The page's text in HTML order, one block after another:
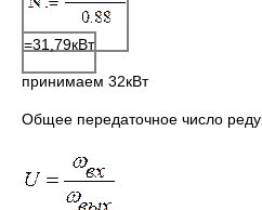
=31,79кВт
принимаем 32кВт
Общее передаточное число